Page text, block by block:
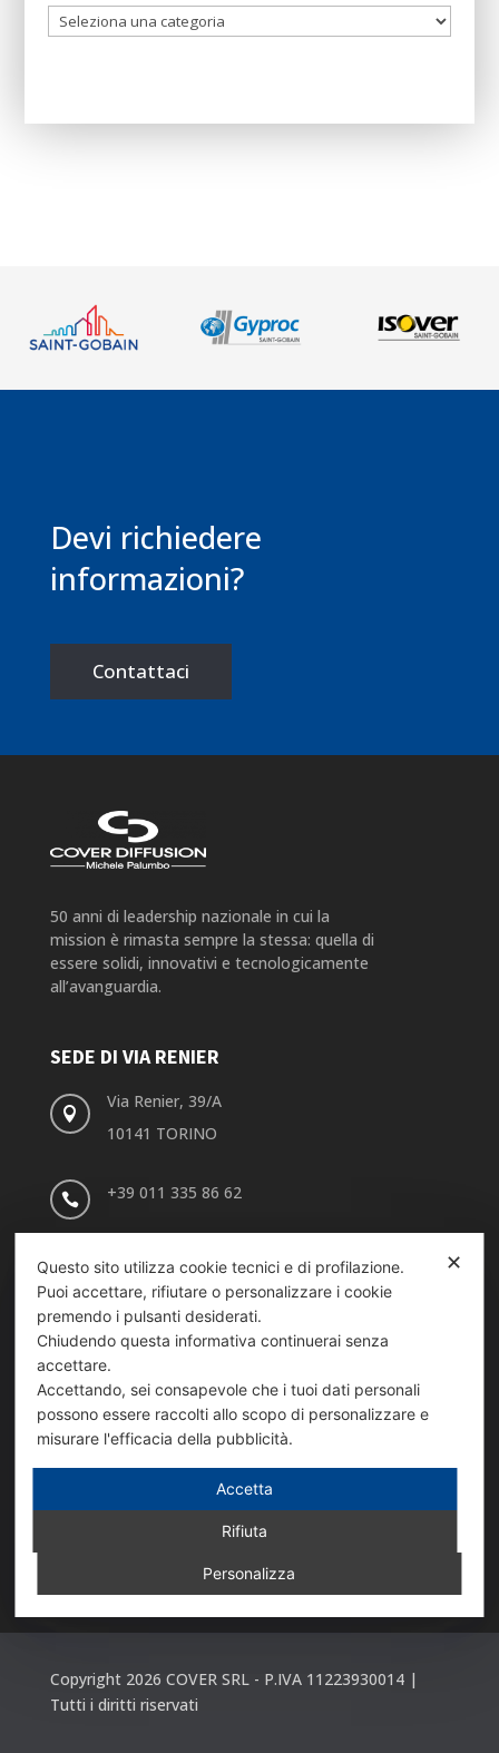
Sfoglia
tra
Devi richiedere
informazioni?
Contattaci
50 anni di leadership nazionale in cui la
mission è rimasta sempre la stessa: quella di
essere solidi, innovativi e tecnologicamente
all’avanguardia.
SEDE DI VIA RENIER

Via Renier, 39/A
10141 TORINO
 +39 011 335 86 62
 info@coverdiffusion.it
SEDE DI VIA SANSOVINO

Via Sansovino, 243/9
10151 TORINO
Copyright 2026 COVER SRL - P.IVA 11223930014 |
Tutti i diritti riservati
✕
Questo sito utilizza cookie tecnici e di profilazione.
Puoi accettare, rifiutare o personalizzare i cookie
premendo i pulsanti desiderati.
Chiudendo questa informativa continuerai senza
accettare.
Accettando, sei consapevole che i tuoi dati personali
possono essere raccolti allo scopo di personalizzare e
misurare l'efficacia della pubblicità.
Accetta
Rifiuta
Personalizza